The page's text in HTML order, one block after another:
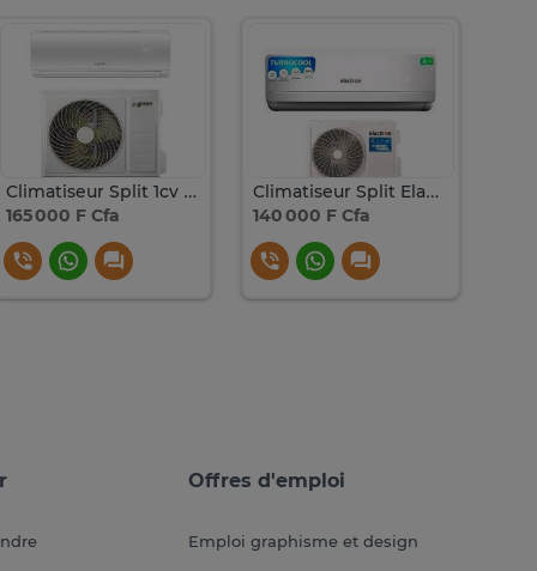
Climatiseur Split 1cv et demi
165 000 F Cfa
Climatiseur Split Elactron 12000btu 1.5cv
140 000 F Cfa
Offres d'emploi
Emploi graphisme et design